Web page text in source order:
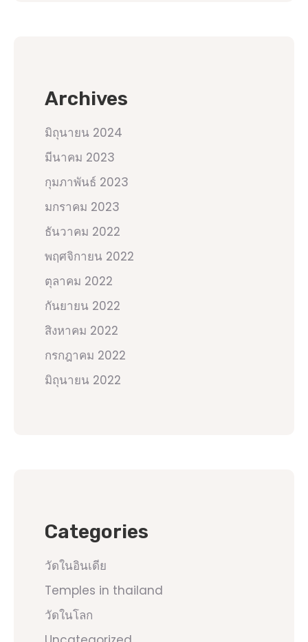
Archives
มิถุนายน 2024
มีนาคม 2023
กุมภาพันธ์ 2023
มกราคม 2023
ธันวาคม 2022
พฤศจิกายน 2022
ตุลาคม 2022
กันยายน 2022
สิงหาคม 2022
กรกฎาคม 2022
มิถุนายน 2022
Categories
วัดในอินเดีย
Temples in thailand
วัดในโลก